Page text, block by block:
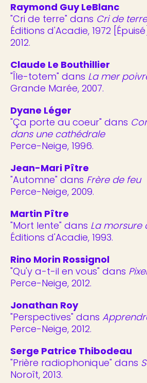
Raymond Guy LeBlanc
"Cri de terre" dans Cri de terre
Éditions d'Acadie, 1972
2012.
Claude Le Bouthillier
"Île-totem" dans La mer
Grande Marée, 2007.
Dyane Léger
"Ça porte au coeur" dans
dans une cathédrale
Perce-Neige, 1996.
Jean-Mari Pître
"Automne" dans Frère de feu
Perce-Neige, 2009.
Martin Pître
"Mort lente" dans La morsure
Éditions d'Acadie, 1993.
Rino Morin Rossignol
"Qu'y a-t-il en vous" dans
Perce-Neige, 2012.
Jonathan Roy
"Perspectives" dans
Perce-Neige, 2012.
Serge Patrice Thibodeau
"Prière radiophonique" dans
Noroît, 2013.